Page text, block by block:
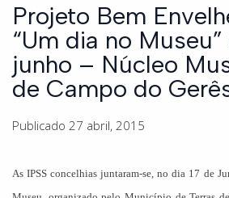
Projeto Bem
“Um dia no Museu”
junho – Núcleo
de Campo do
Publicado 27 abril, 2015
As IPSS concelhias juntaram-se, no dia 17 de